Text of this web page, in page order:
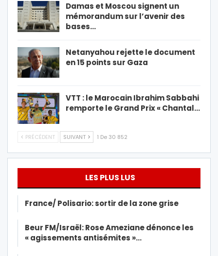
Damas et Moscou signent un
mémorandum sur l’avenir des
bases…
Netanyahou rejette le document
en 15 points sur Gaza
VTT : le Marocain Ibrahim Sabbahi
remporte le Grand Prix « Chantal…
PRÉCÉDENT SUIVANT 1 De 30 852
LES PLUS LUS
France/ Polisario: sortir de la zone grise
Beur FM/Israël: Rose Ameziane dénonce les
« agissements antisémites »…